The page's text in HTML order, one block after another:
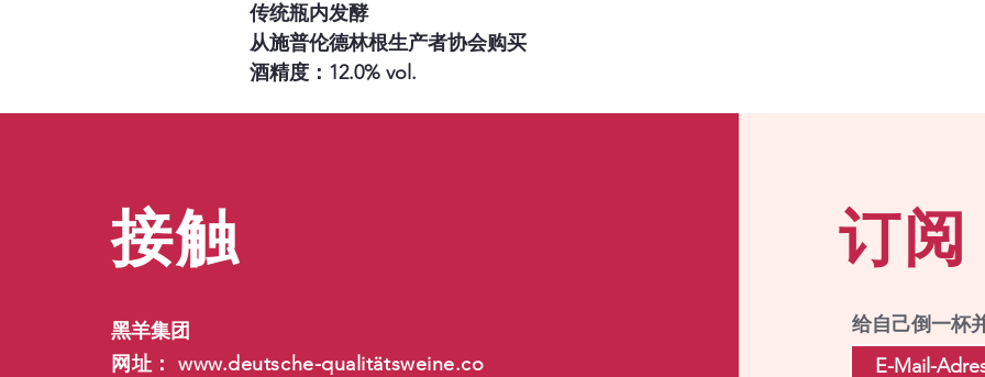
传统瓶内发酵
从施普伦德林根生产者协会购买
酒精度：12.0% vol.
接触
黑羊集团
网址：www.deutsche-qualitätsweine.co
订阅
给自己倒一杯